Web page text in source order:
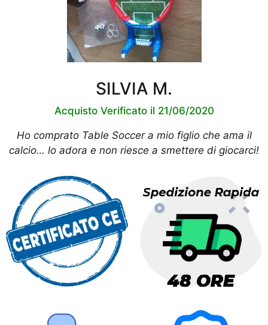
SILVIA M.
Acquisto Verificato il 21/06/2020
Ho comprato Table Soccer a mio figlio che ama il
calcio… lo adora e non riesce a smettere di giocarci!